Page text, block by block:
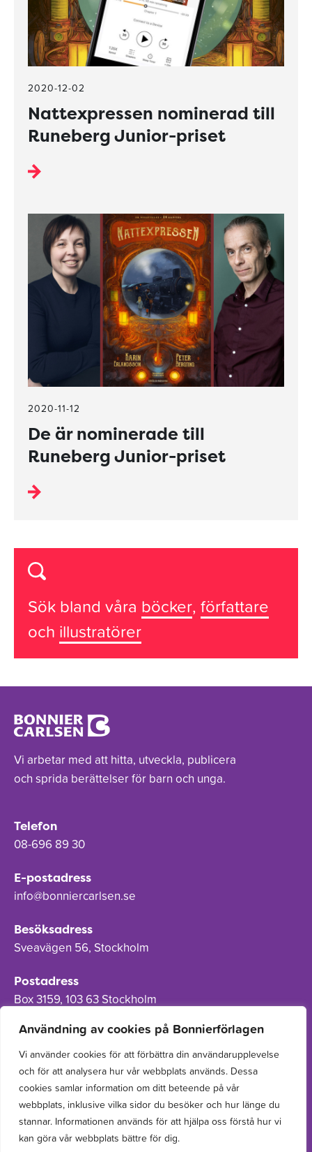
Användning av cookies på Bonnierförlagen
Vi använder cookies för att förbättra din användarupplevelse
och för att analysera hur vår webbplats används. Dessa
cookies samlar information om ditt beteende på vår
webbplats, inklusive vilka sidor du besöker och hur länge du
stannar. Informationen används för att hjälpa oss förstå hur vi
kan göra vår webbplats bättre för dig.
2020-12-02
Nattexpressen nominerad till
Runeberg Junior-priset
2020-11-12
De är nominerade till
Runeberg Junior-priset
Sök bland våra böcker, författare
och illustratörer
Vi arbetar med att hitta, utveckla, publicera
och sprida berättelser för barn och unga.
Telefon
08-696 89 30
E-postadress
info@bonniercarlsen.se
Besöksadress
Sveavägen 56, Stockholm
Postadress
Box 3159, 103 63 Stockholm
Om Bonnierförlagen
Cookies
Integritetspolicy